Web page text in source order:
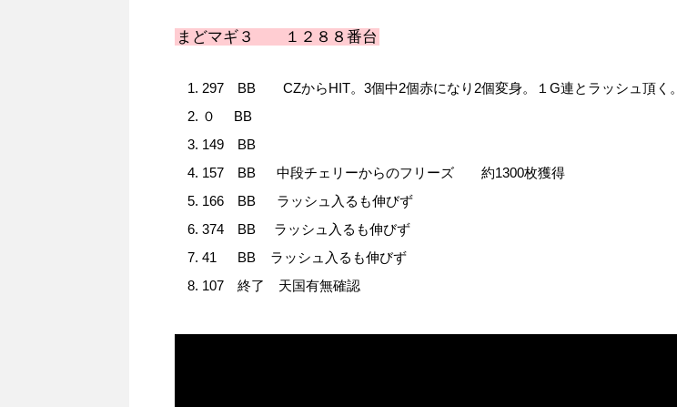
まどマギ３ １２８８番台
297 BB CZからHIT。3個中2個赤になり2個変身。１G連とラッシュ頂く。
０ BB
149 BB
157 BB 中段チェリーからのフリーズ 約1300枚獲得
166 BB ラッシュ入るも伸びず
374 BB ラッシュ入るも伸びず
41 BB ラッシュ入るも伸びず
107 終了 天国有無確認